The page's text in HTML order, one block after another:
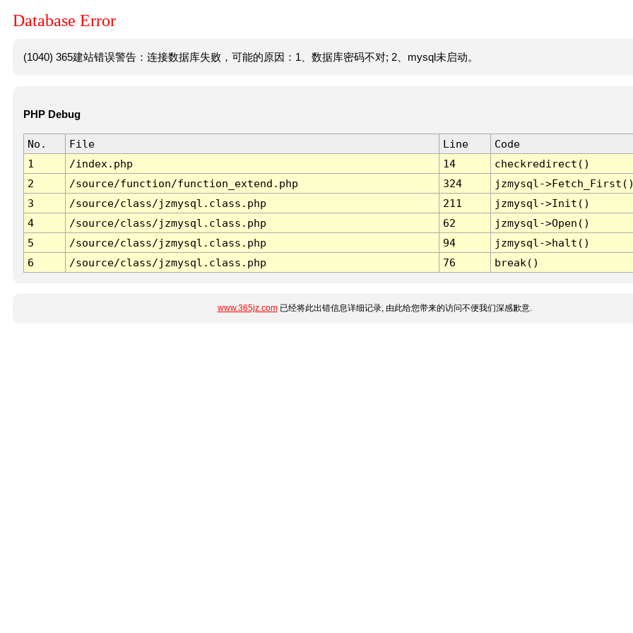
Database Error
(1040) 365建站错误警告：连接数据库失败，可能的原因：1、数据库密码不对; 2、mysql未启动。
PHP Debug
No. File Line
Code
1
/index.php 14
checkredirect()
2
/source/function/function_extend.php 324
jzmysql-
3
/source/class/jzmysql.class.php 211
jzmysql->Init()
4
/source/class/jzmysql.class.php 62
jzmysql->Open()
5
/source/class/jzmysql.class.php 94
jzmysql->halt()
6
/source/class/jzmysql.class.php 76 break()
www.365jz.com已经将此出错信息详细记录, 由此给您带来的访问不便我们深感歉意.